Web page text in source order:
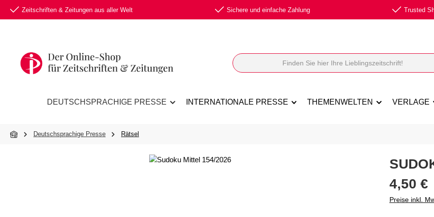
Hauptinhalt springen
Zur Suche springen
Zur Hauptnavigation springen
Zeitschriften & Zeitungen aus aller Welt Sichere und einfache Zahlung Trusted
DEUTSCHSPRACHIGE PRESSE INTERNATIONALE PRESSE THEMENWELTEN VERLAGE
Deutschsprachige Presse Rätsel
Regulärer
4,50 €
Preise inkl.